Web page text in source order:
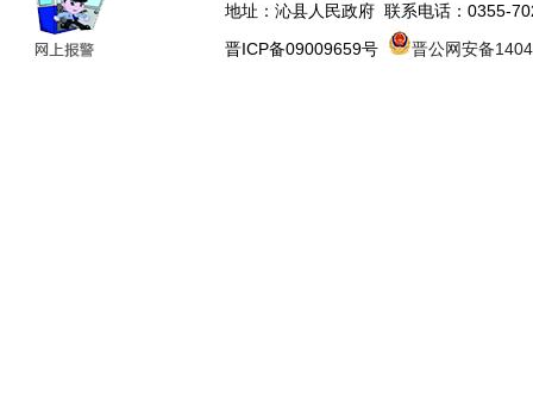
地址：沁县人民政府 联系电话：0355-
晋ICP备09009659号
晋公网安备